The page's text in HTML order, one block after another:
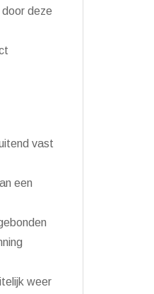
deze
vast
een
weer